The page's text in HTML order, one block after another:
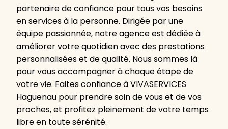
partenaire de confiance pour tous vos besoins
en services à la personne. Dirigée par une
équipe passionnée, notre agence est dédiée à
améliorer votre quotidien avec des prestations
personnalisées et de qualité. Nous sommes là
pour vous accompagner à chaque étape de
votre vie. Faites confiance à VIVASERVICES
Haguenau pour prendre soin de vous et de vos
proches, et profitez pleinement de votre temps
libre en toute sérénité.